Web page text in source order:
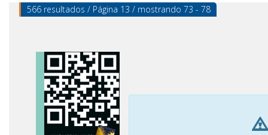
566 resultados / Página 13 / mostrando 73 - 78